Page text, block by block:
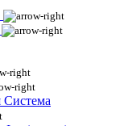
Система